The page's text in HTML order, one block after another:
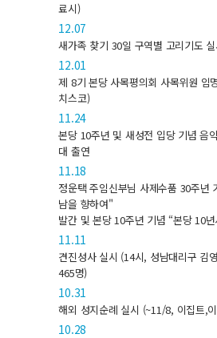
료시)
12.07
새가족 찾기 30일 구역별 고리기도
12.01
제 8기 본당 사목평의회 사목위원 임
치스코)
11.24
본당 10주년 및 새성전 입당 기념 음
대 출연
11.18
정운택 주임신부님 사제수품 30주년
남을 향하여"
발간 및 본당 10주년 기념 “본당 10
11.11
견진성사 실시 (14시, 성남대리구 김
465명)
10.31
해외 성지순례 실시 (~11/8, 이집트,
10.28